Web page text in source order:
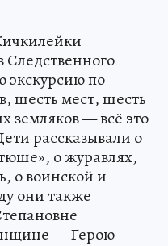
Следственного
экскурсию по
шесть мест, шесть
земляков — всё это
рассказывали о
о журавлях,
о воинской и
они также
— Герою